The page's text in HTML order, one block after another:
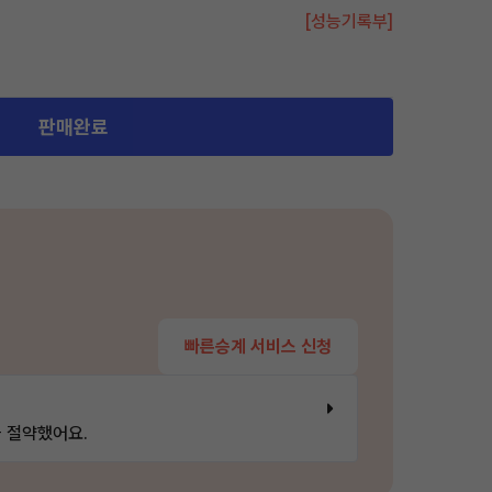
[성능기록부]
판매완료
빠른승계 서비스 신청
절약했어요.